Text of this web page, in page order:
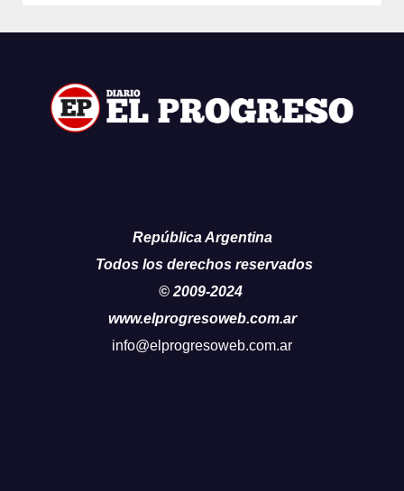
República Argentina
Todos los derechos reservados
© 2009-2024
www.elprogresoweb.com.ar
info@elprogresoweb.com.ar